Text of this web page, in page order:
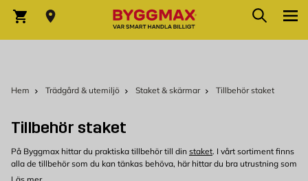
Varukorg Sök
Hem Trädgård & utemiljö Staket & skärmar Tillbehör staket
Tillbehör staket
På Byggmax hittar du praktiska tillbehör till din staket. I vårt sortiment finns
alla de tillbehör som du kan tänkas behöva, här hittar du bra utrustning som
kompletterar din staket.